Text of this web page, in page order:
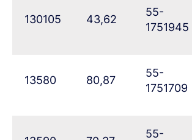
130105 43,62
55-
1751945
13580 80,87
55-
1751709
55-